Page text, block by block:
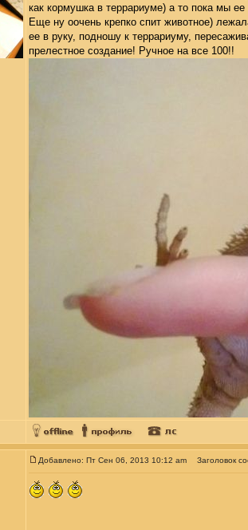
как кормушка в террариуме) а то пока мы
Еще ну оочень крепко спит животное)
ее в руку, подношу к террариуму,
прелестное создание! Ручное на все 100!!
Добавлено: Пт Сен 06, 2013 10:12 am Заголовок